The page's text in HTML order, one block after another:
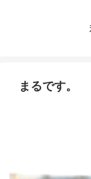
まるです。